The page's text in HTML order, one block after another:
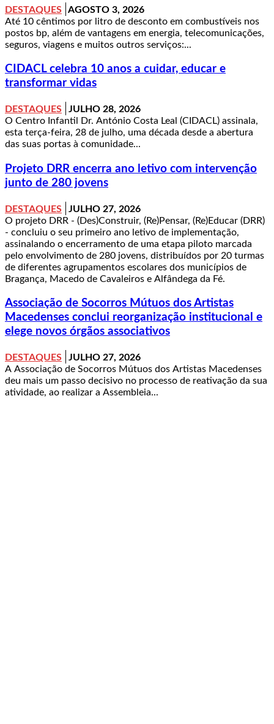
DESTAQUES
AGOSTO 3, 2026
Até 10 cêntimos por litro de desconto em combustíveis nos
postos bp, além de vantagens em energia, telecomunicações,
seguros, viagens e muitos outros serviços:...
CIDACL celebra 10 anos a cuidar, educar e
transformar vidas
DESTAQUES
JULHO 28, 2026
O Centro Infantil Dr. António Costa Leal (CIDACL) assinala,
esta terça-feira, 28 de julho, uma década desde a abertura
das suas portas à comunidade...
Projeto DRR encerra ano letivo com intervenção
junto de 280 jovens
DESTAQUES
JULHO 27, 2026
O projeto DRR - (Des)Construir, (Re)Pensar, (Re)Educar (DRR)
- concluiu o seu primeiro ano letivo de implementação,
assinalando o encerramento de uma etapa piloto marcada
pelo envolvimento de 280 jovens, distribuídos por 20 turmas
de diferentes agrupamentos escolares dos municípios de
Bragança, Macedo de Cavaleiros e Alfândega da Fé.
Associação de Socorros Mútuos dos Artistas
Macedenses conclui reorganização institucional e
elege novos órgãos associativos
DESTAQUES
JULHO 27, 2026
A Associação de Socorros Mútuos dos Artistas Macedenses
deu mais um passo decisivo no processo de reativação da sua
atividade, ao realizar a Assembleia...